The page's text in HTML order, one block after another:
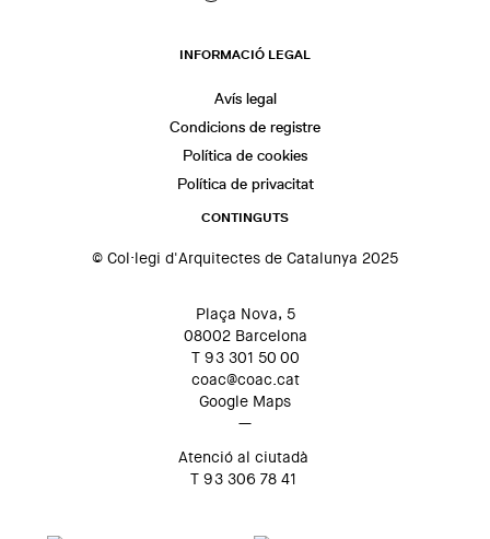
INFORMACIÓ LEGAL
Avís legal
Condicions de registre
Política de cookies
Política de privacitat
CONTINGUTS
© Col·legi d'Arquitectes de Catalunya 2025
Plaça Nova, 5
08002 Barcelona
T 93 301 50 00
coac@coac.cat
Google Maps
—
Atenció al ciutadà
T 93 306 78 41